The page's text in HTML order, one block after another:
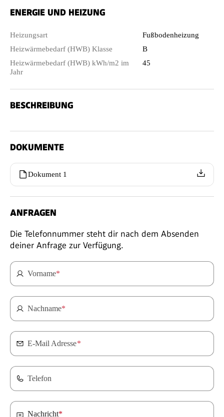
ENERGIE UND HEIZUNG
Heizungsart
Fußbodenheizung
Heizwärmebedarf (HWB) Klasse
B
Heizwärmebedarf (HWB) kWh/m2 im
Jahr
45
BESCHREIBUNG
DOKUMENTE
Dokument 1
ANFRAGEN
Die Telefonnummer steht dir nach dem Absenden
deiner Anfrage zur Verfügung.
Vorname*
Nachname*
E-Mail Adresse*
Telefon
Nachricht*